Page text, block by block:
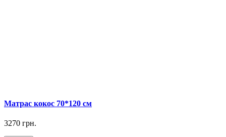
Матрас кокос 70*120 см
3270 грн.